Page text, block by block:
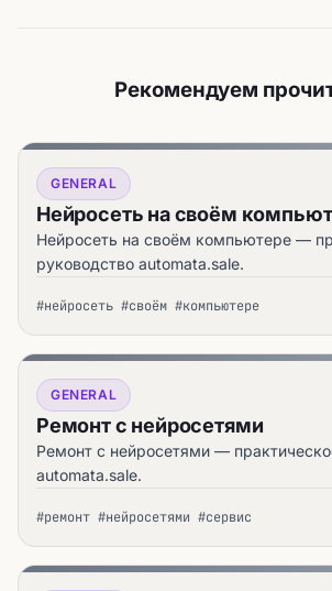
Рекомендуем
GENERAL
Нейросеть на своём
Нейросеть на своём компьютере —
руководство automata.sale.
#нейросеть #своём #компьютере
GENERAL
Ремонт с нейросетями
Ремонт с нейросетями —
automata.sale.
#ремонт #нейросетями #сервис